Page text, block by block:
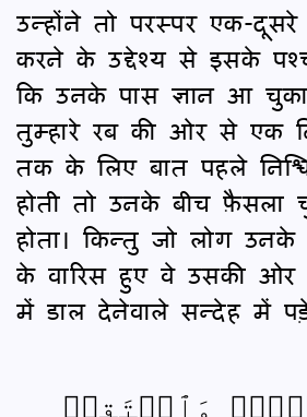
उन्होंने तो परस्पर एक-दूसरे
करने के उद्देश्य से इसके
कि उनके पास ज्ञान आ
तुम्हारे रब की ओर से एक
तक के लिए बात पहले
होती तो उनके बीच फ़ैसला
होता। किन्तु जो लोग उनके
के वारिस हुए वे उसकी
में डाल देनेवाले सन्देह में
وَٱسۡتَقِمۡ